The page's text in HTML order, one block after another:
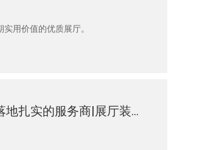
用价值的优质展厅。
2026年青岛企业展厅设计公司怎么挑？盘点5家报价透明、落地扎实的服务商|展厅装修|展厅施工|展厅设计公司哪家好|展厅设计施工一体化